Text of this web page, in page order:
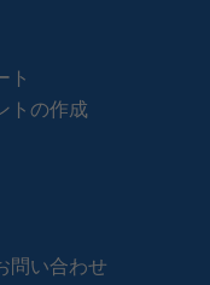
ト
トの作成
問い合わせ